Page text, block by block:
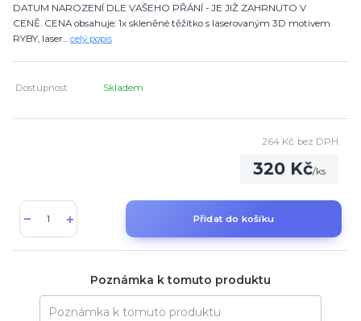
DATUM NAROZENÍ DLE VAŠEHO PŘÁNÍ - JE JIŽ ZAHRNUTO V
CENĚ. CENA obsahuje: 1x skleněné těžítko s laserovaným 3D motivem
RYBY, laser... celý popis
Dostupnost Skladem
320 Kč/ks
264 Kč bez DPH
Přidat do košíku
Poznámka k tomuto produktu